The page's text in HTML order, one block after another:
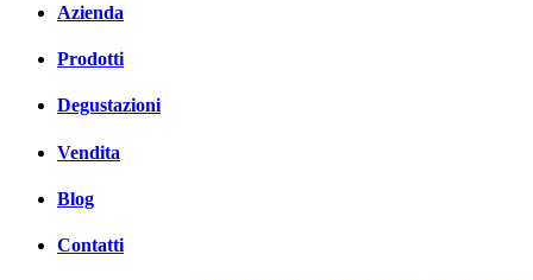
Azienda
Prodotti
Degustazioni
Vendita
Blog
Contatti